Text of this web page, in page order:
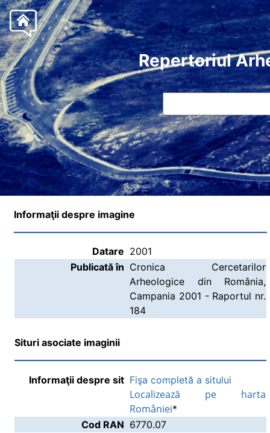
Repertoriul
Informaţii despre imagine
Datare 2001
Publicată în Cronica Cercetarilor
Arheologice din România,
Campania 2001 - Raportul nr.
184
Situri asociate imaginii
Informaţii despre sit Fişa completă a sitului
Localizează pe harta
României*
Cod RAN 6770.07